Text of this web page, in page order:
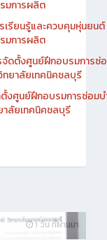
มการผลิต
รียนรู้และควบคุมหุ่นยน
มการผลิต
ดตั้งศูนย์ฝึกอบรมการซ่
ทยาลัยเทคนิคชลบุรี
งศูนย์ฝึกอบรมการซ่อมบ
าลัยเทคนิคชลบุรี
1 วัน ที่ผ่านมา